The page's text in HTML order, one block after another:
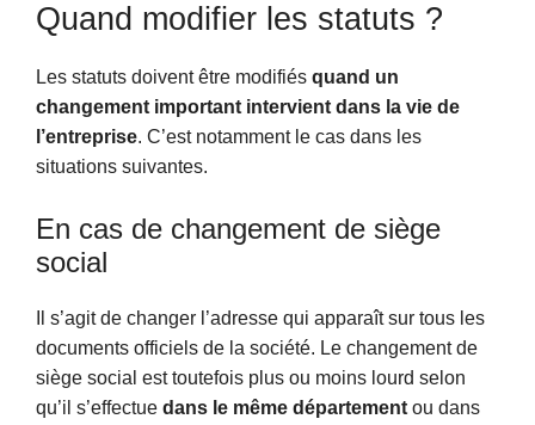
Quand modifier les statuts ?
Les statuts doivent être modifiés quand un
changement important intervient dans la vie de
l’entreprise. C’est notamment le cas dans les
situations suivantes.
En cas de changement de siège
social
Il s’agit de changer l’adresse qui apparaît sur tous les
documents officiels de la société. Le changement de
siège social est toutefois plus ou moins lourd selon
qu’il s’effectue dans le même département ou dans